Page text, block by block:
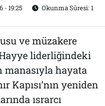
- 19:25
Okunma Süresi: 1
ve müzakere
liderliğindeki
manasıyla hayata
Kapısı’nın yeniden
ısrarcı